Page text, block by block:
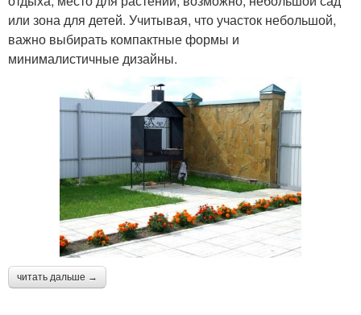
или зона для детей. Учитывая, что участок небольшой,
важно выбирать компактные формы и
минималистичные дизайны.
читать дальше →